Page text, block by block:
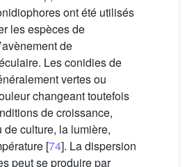
ont été utilisés
les espèces de
de
Les conidies de
vertes ou
changeant toutefois
de croissance,
culture, la lumière,
[74]. La dispersion
peut se produire par